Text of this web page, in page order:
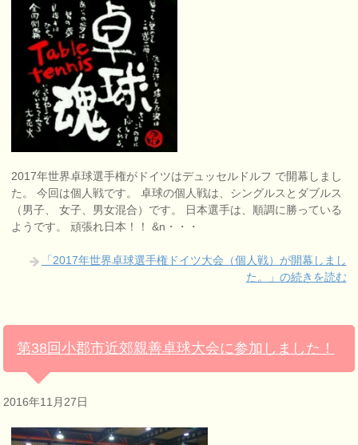
2017年世界卓球選手権がドイツはデュッセルドルフ で開幕しまし
た。 今回は個人戦です。 卓球の個人戦は、シングルスとダブルス
（男子、 女子、男女混合）です。 日本選手は、順調に勝っている
ようです。 頑張れ日本！！ &n・・・
「2017年世界卓球選手権ドイツ大会（個人戦）が開幕しまし
た。」の続きを読む
第38回小郡市近郊親善卓球大会に参加しました！
2016年11月27日